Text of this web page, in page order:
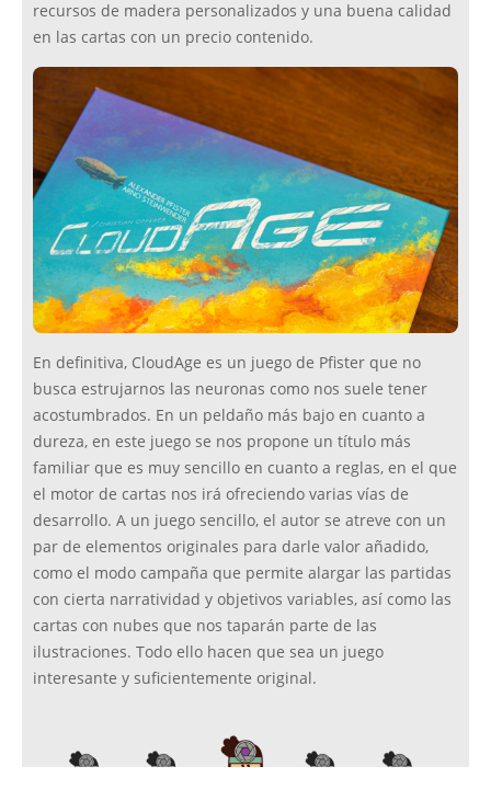
recursos de madera personalizados y una buena calidad
en las cartas con un precio contenido.
En definitiva, CloudAge es un juego de Pfister que no
busca estrujarnos las neuronas como nos suele tener
acostumbrados. En un peldaño más bajo en cuanto a
dureza, en este juego se nos propone un título más
familiar que es muy sencillo en cuanto a reglas, en el que
el motor de cartas nos irá ofreciendo varias vías de
desarrollo. A un juego sencillo, el autor se atreve con un
par de elementos originales para darle valor añadido,
como el modo campaña que permite alargar las partidas
con cierta narratividad y objetivos variables, así como las
cartas con nubes que nos taparán parte de las
ilustraciones. Todo ello hacen que sea un juego
interesante y suficientemente original.